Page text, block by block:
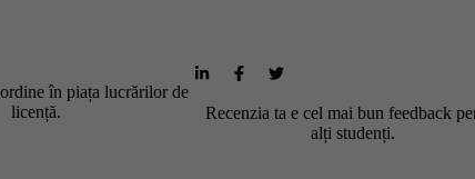
în piața lucrărilor de
licență.
Recenzia ta e cel mai bun feedback
alți studenți.